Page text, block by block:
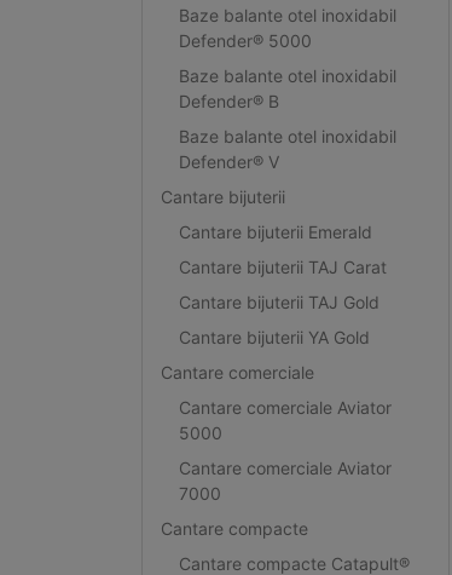
Baze balante otel inoxidabil
Defender® 5000
Baze balante otel inoxidabil
Defender® B
Baze balante otel inoxidabil
Defender® V
Cantare bijuterii
Cantare bijuterii Emerald
Cantare bijuterii TAJ Carat
Cantare bijuterii TAJ Gold
Cantare bijuterii YA Gold
Cantare comerciale
Cantare comerciale Aviator
5000
Cantare comerciale Aviator
7000
Cantare compacte
Cantare compacte Catapult®